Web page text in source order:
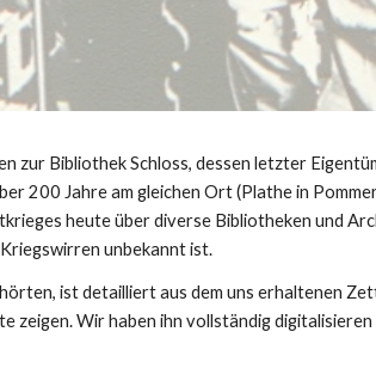
zur Bibliothek Schloss, dessen letzter
200 Jahre am gleichen Ort (Plathe in
heute über diverse Bibliotheken und
unbekannt ist.
ist detailliert aus dem uns erhaltenen
zeigen. Wir haben ihn vollständig